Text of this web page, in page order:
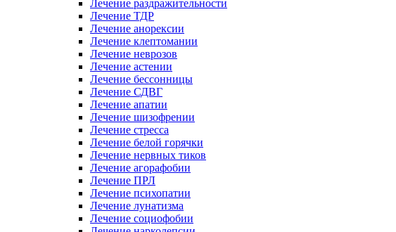
Лечение раздражительности
Лечение ТДР
Лечение анорексии
Лечение клептомании
Лечение неврозов
Лечение астении
Лечение бессонницы
Лечение СДВГ
Лечение апатии
Лечение шизофрении
Лечение стресса
Лечение белой горячки
Лечение нервных тиков
Лечение агорафобии
Лечение ПРЛ
Лечение психопатии
Лечение лунатизма
Лечение социофобии